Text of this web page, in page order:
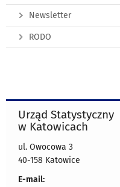
Newsletter
RODO
Urząd Statystyczny
w Katowicach
ul. Owocowa 3
40-158 Katowice
E-mail: